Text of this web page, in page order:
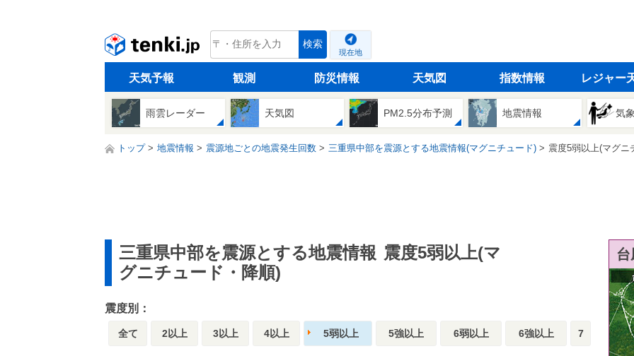
tenki.jp 検索
現在地
天気予報 観測 防災情報 天気図 指数情報 レジャー
雨雲レーダー 天気図 PM2.5分布予測 地震情報 気
トップ 地震情報 震源地ごとの地震発生回数 三重県中部を震源とする地震情報(マグニチュード) 震度5弱以上(マグニ
三重県中部を震源とする地震情報 震度5弱以上(マ
グニチュード・降順)
震度別：
全て 2以上 3以上 4以上 5弱以上 5強以上 6弱以上 6強以上 7